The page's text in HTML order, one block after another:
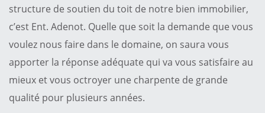
structure de soutien du toit de notre bien immobilier,
c’est Ent. Adenot. Quelle que soit la demande que vous
voulez nous faire dans le domaine, on saura vous
apporter la réponse adéquate qui va vous satisfaire au
mieux et vous octroyer une charpente de grande
qualité pour plusieurs années.